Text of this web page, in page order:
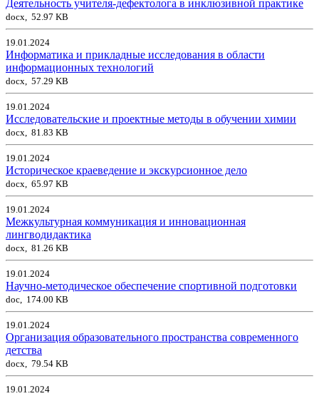
Деятельность учителя-дефектолога в инклюзивной практике
docx, 52.97 KB
19.01.2024
Информатика и прикладные исследования в области
информационных технологий
docx, 57.29 KB
19.01.2024
Исследовательские и проектные методы в обучении химии
docx, 81.83 KB
19.01.2024
Историческое краеведение и экскурсионное дело
docx, 65.97 KB
19.01.2024
Межкультурная коммуникация и инновационная
лингводидактика
docx, 81.26 KB
19.01.2024
Научно-методическое обеспечение спортивной подготовки
doc, 174.00 KB
19.01.2024
Организация образовательного пространства современного
детства
docx, 79.54 KB
19.01.2024